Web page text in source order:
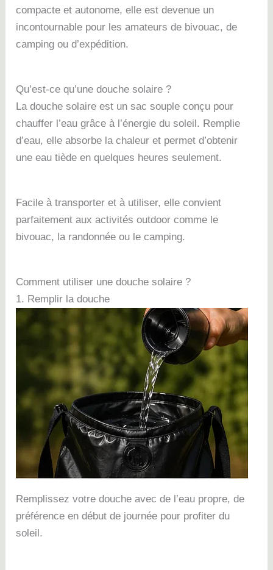
compacte et autonome, elle est devenue un
incontournable pour les amateurs de bivouac, de
camping ou d’expédition.
Qu’est-ce qu’une douche solaire ?
La douche solaire est un sac souple conçu pour
chauffer l’eau grâce à l’énergie du soleil. Remplie
d’eau, elle absorbe la chaleur et permet d’obtenir
une eau tiède en quelques heures seulement.
Facile à transporter et à utiliser, elle convient
parfaitement aux activités outdoor comme le
bivouac, la randonnée ou le camping.
Comment utiliser une douche solaire ?
1. Remplir la douche
Remplissez votre douche avec de l’eau propre, de
préférence en début de journée pour profiter du
soleil.